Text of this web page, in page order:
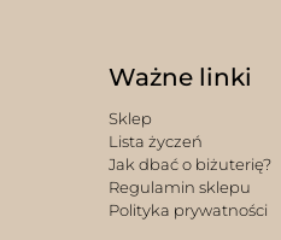
Ważne linki
Sklep
Lista życzeń
Jak dbać o biżuterię?
Regulamin sklepu
Polityka prywatności